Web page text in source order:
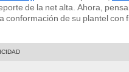
de la net alta. Ahora,
de su plantel con